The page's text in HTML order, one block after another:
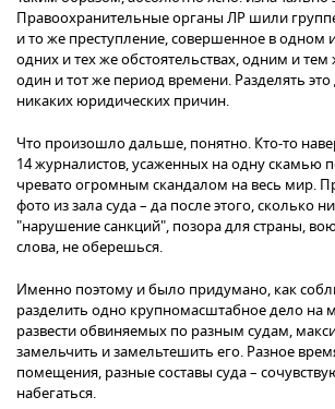
Правоохранительные органы ЛР шили
и то же преступление, совершенное в одном
одних и тех же обстоятельствах, одним и
один и тот же период времени. Разделять
никаких юридических причин.
Что произошло дальше, понятно. Кто-то
14 журналистов, усаженных на одну скамью
чревато огромным скандалом на весь мир.
фото из зала суда – да после этого, сколько
"нарушение санкций", позора для страны,
слова, не оберешься.
Именно поэтому и было придумано, как
разделить одно крупномасштабное дело на
развести обвиняемых по разным судам,
замельчить и замельтешить его. Разное
помещения, разные составы суда –
набегаться.